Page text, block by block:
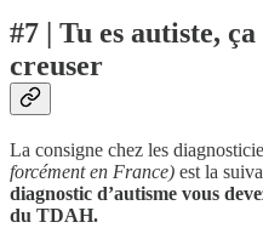
#7 | Tu es autiste,
creuser
La consigne chez les
forcément en France) est la
diagnostic d’autisme vous
du TDAH.